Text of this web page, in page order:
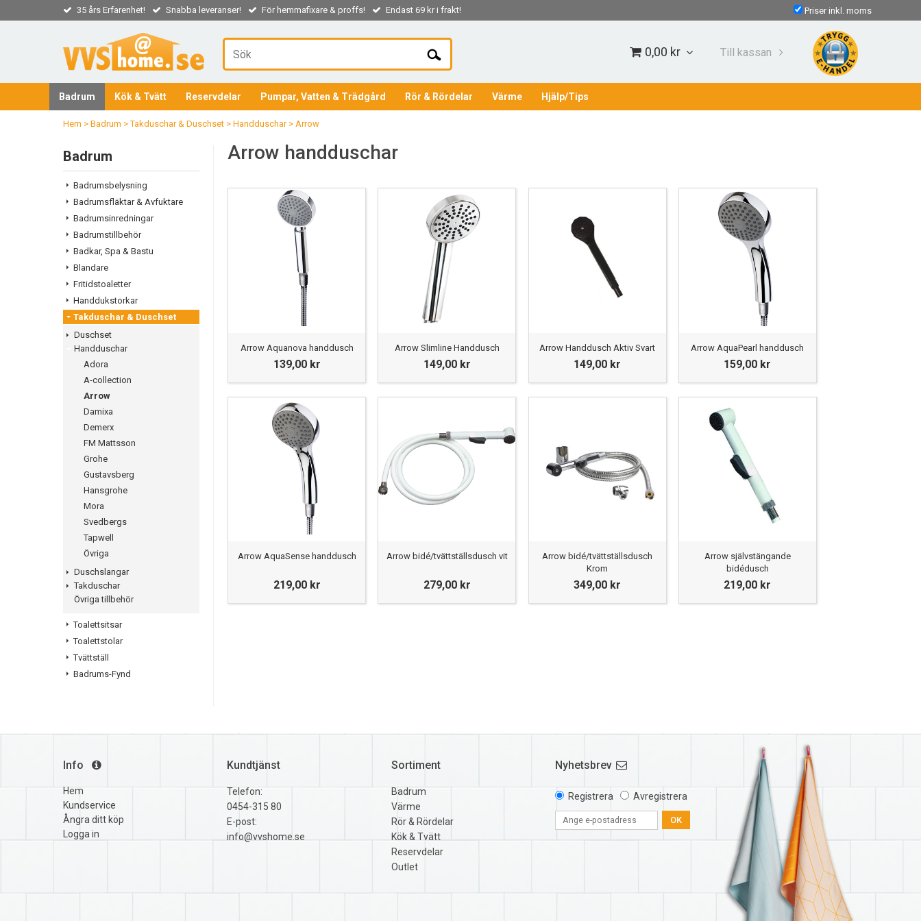
35 års Erfarenhet! Snabba leveranser! För hemmafixare & proffs! Endast 69 kr i frakt! Priser inkl. moms
0,00 kr Till kassan
Badrum Kök & Tvätt Reservdelar Pumpar, Vatten & Trädgård Rör & Rördelar Värme Hjälp/Tips
Hem > Badrum >Takduschar & Duschset > Handduschar> Arrow
Badrum
Badrumsbelysning
Badrumsfläktar & Avfuktare
Badrumsinredningar
Badrumstillbehör
Badkar, Spa & Bastu
Blandare
Fritidstoaletter
Handdukstorkar
Takduschar & Duschset
Duschset
Handduschar
Adora
A-collection
Arrow
Damixa
Demerx
FM Mattsson
Grohe
Gustavsberg
Hansgrohe
Mora
Svedbergs
Tapwell
Övriga
Duschslangar
Takduschar
Övriga tillbehör
Toalettsitsar
Toalettstolar
Tvättställ
Badrums-Fynd
Arrow handduschar
Arrow Aquanova handdusch
139,00 kr
Arrow Slimline Handdusch
149,00 kr
Arrow Handdusch Aktiv Svart
149,00 kr
Arrow AquaPearl handdusch
159,00 kr
Arrow AquaSense handdusch
219,00 kr
Arrow bidé/tvättställsdusch vit
279,00 kr
Arrow bidé/tvättställsdusch
Krom
349,00 kr
Arrow självstängande
bidédusch
219,00 kr
Info
Hem
Kundservice
Ångra ditt köp
Logga in
Kundtjänst
Telefon:
0454-315 80
E-post:
info@vvshome.se
Sortiment
Badrum
Värme
Rör & Rördelar
Kök & Tvätt
Reservdelar
Outlet
Nyhetsbrev
Registrera Avregistrera
OK